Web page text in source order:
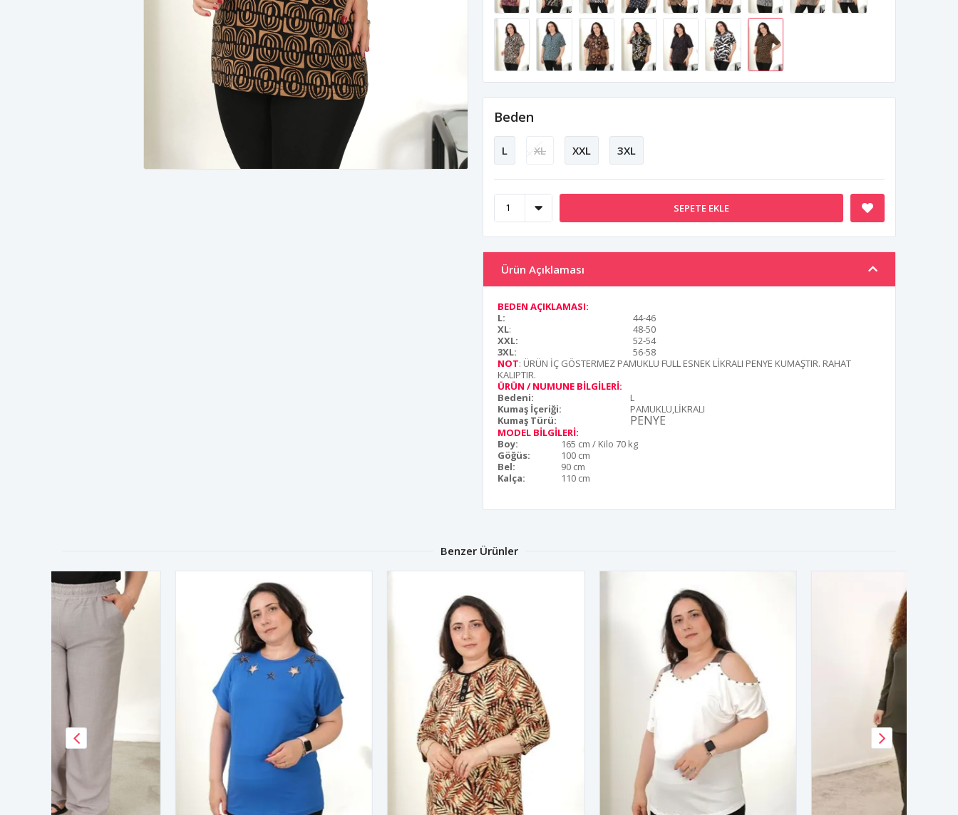
Beden
L XL XXL 3XL
SEPETE EKLE
Ürün Açıklaması
BEDEN AÇIKLAMASI:
L:
44-46
XL:
48-50
XXL:
52-54
3XL:
56-58
NOT: ÜRÜN İÇ GÖSTERMEZ PAMUKLU FULL ESNEK LİKRALI PENYE KUMAŞTIR. RAHAT
KALIPTIR.
ÜRÜN / NUMUNE BİLGİLERİ:
Bedeni:
L
Kumaş İçeriği:
PAMUKLU,LİKRALI
Kumaş Türü:
PENYE
MODEL BİLGİLERİ:
Boy:
165 cm / Kilo 70 kg
Göğüs:
100 cm
Bel:
90 cm
Kalça:
110 cm
Benzer Ürünler